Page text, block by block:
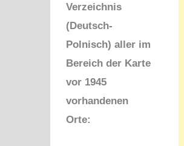
Verzeichnis
(Deutsch-
Polnisch) aller im
Bereich der Karte
vor 1945
vorhandenen
Orte: